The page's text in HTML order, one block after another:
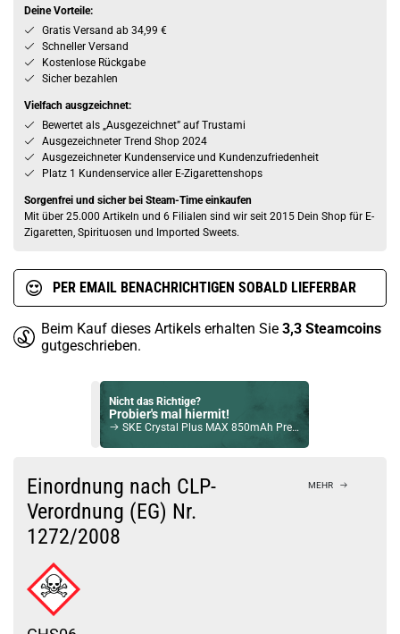
Deine Vorteile:
Gratis Versand ab 34,99 €
Schneller Versand
Kostenlose Rückgabe
Sicher bezahlen
Vielfach ausgzeichnet:
Bewertet als „Ausgezeichnet” auf Trustami
Ausgezeichneter Trend Shop 2024
Ausgezeichneter Kundenservice und Kundenzufriedenheit
Platz 1 Kundenservice aller E-Zigarettenshops
Sorgenfrei und sicher bei Steam-Time einkaufen
Mit über 25.000 Artikeln und 6 Filialen sind wir seit 2015 Dein Shop für E-
Zigaretten, Spirituosen und Imported Sweets.
PER EMAIL BENACHRICHTIGEN SOBALD LIEFERBAR
Beim Kauf dieses Artikels erhalten Sie 3,3 Steamcoins
gutgeschrieben.
Nicht das Richtige?
Probier's mal hiermit!
SKE Crystal Plus MAX 850mAh Prefilled Pod System Mod Weiss
Check das mal!
SMOK R-Kiss 2ml 200W TC Kit mit TFV-Mini v2 Silber
Du willst Kröten sparen?
Schau mal hier!
Einordnung nach CLP-
Verordnung (EG) Nr.
1272/2008
MEHR